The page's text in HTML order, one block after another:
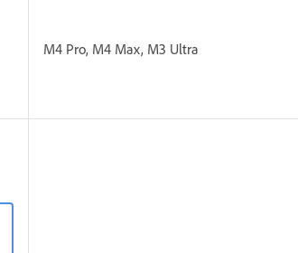
M4 Pro, M4 Max, M3 Ultra